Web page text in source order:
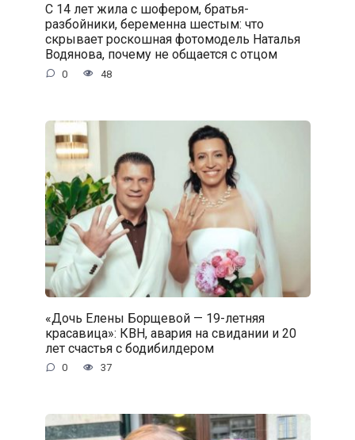
С 14 лет жила с шофером, братья-
разбойники, беременна шестым: что
скрывает роскошная фотомодель Наталья
Водянова, почему не общается с отцом
0 48
«Дочь Елены Борщевой — 19-летняя
красавица»: КВН, авария на свидании и 20
лет счастья с бодибилдером
0 37